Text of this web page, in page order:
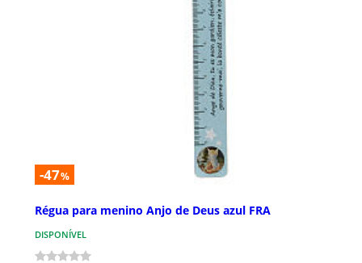
-47%
Régua para menino Anjo de Deus azul FRA
DISPONÍVEL